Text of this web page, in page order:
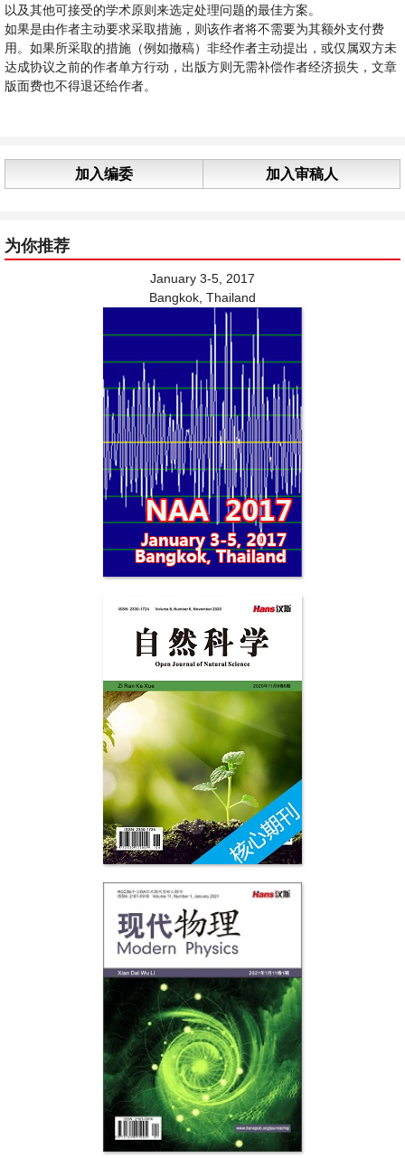
以及其他可接受的学术原则来选定处理问题的最佳方案。
如果是由作者主动要求采取措施，则该作者将不需要为其额外支付费
用。如果所采取的措施（例如撤稿）非经作者主动提出，或仅属双方未
达成协议之前的作者单方行动，出版方则无需补偿作者经济损失，文章
版面费也不得退还给作者。
加入编委 加入审稿人
为你推荐
January 3-5, 2017
Bangkok, Thailand